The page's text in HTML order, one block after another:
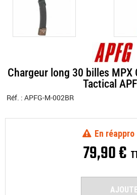
Chargeur long 30 billes MPX
Tactical
Réf. : APFG-M-002BR
79,90€
En réappro